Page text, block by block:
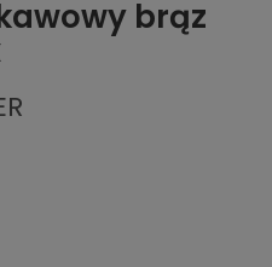
brąz